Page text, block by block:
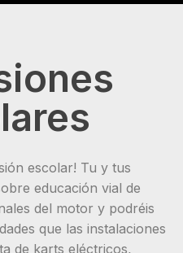
escolar! Tu y tus
educación vial de
del motor y podréis
que las instalaciones
de karts eléctricos,